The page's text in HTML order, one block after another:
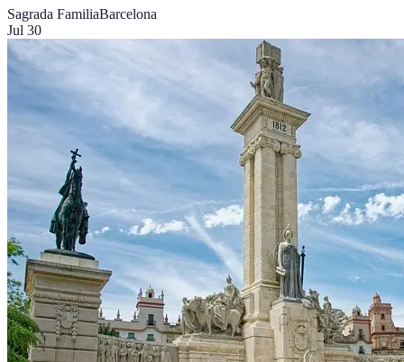
Sagrada FamiliaBarcelona
Jul 30